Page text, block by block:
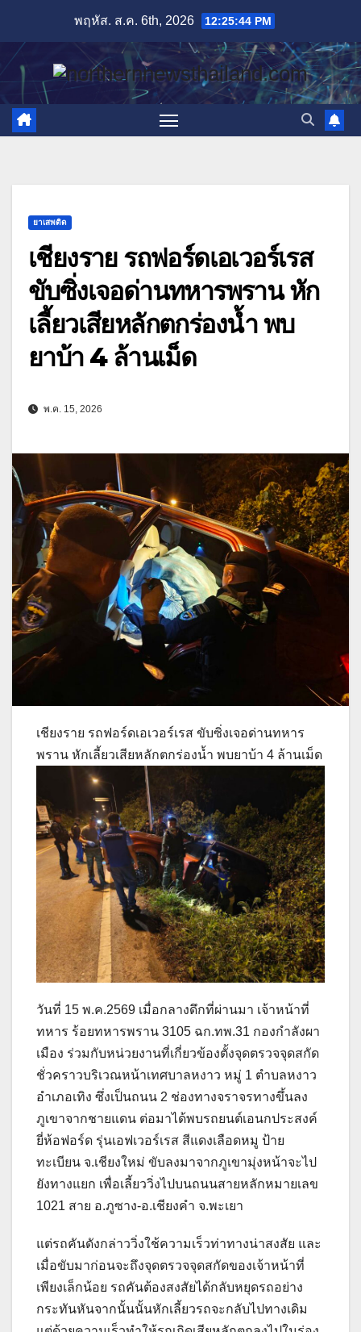
content
พฤหัส. ส.ค. 6th, 2026 12:25:45 PM
ยาเสพติด
เชียงราย รถฟอร์ดเอเวอร์เรส
ขับซิ่งเจอด่านทหารพราน หัก
เลี้ยวเสียหลักตกร่องน้ำ พบ
ยาบ้า 4 ล้านเม็ด
พ.ค. 15, 2026
เชียงราย รถฟอร์ดเอเวอร์เรส ขับซิ่งเจอด่านทหาร
พราน หักเลี้ยวเสียหลักตกร่องน้ำ พบยาบ้า 4 ล้านเม็ด
วันที่ 15 พ.ค.2569 เมื่อกลางดึกที่ผ่านมา เจ้าหน้าที่
ทหาร ร้อยทหารพราน 3105 ฉก.ทพ.31 กองกำลังผา
เมือง ร่วมกับหน่วยงานที่เกี่ยวข้องตั้งจุดตรวจจุดสกัด
ชั่วคราวบริเวณหน้าเทศบาลหงาว หมู่ 1 ตำบลหงาว
อำเภอเทิง ซึ่งเป็นถนน 2 ช่องทางจราจรทางขึ้นลง
ภูเขาจากชายแดน ต่อมาได้พบรถยนต์เอนกประสงค์
ยี่ห้อฟอร์ด รุ่นเอฟเวอร์เรส สีแดงเลือดหมู ป้าย
ทะเบียน จ.เชียงใหม่ ขับลงมาจากภูเขามุ่งหน้าจะไป
ยังทางแยก เพื่อเลี้ยววิ่งไปบนถนนสายหลักหมายเลข
1021 สาย อ.ภูซาง-อ.เชียงคำ จ.พะเยา
แต่รถคันดังกล่าววิ่งใช้ความเร็วท่าทางน่าสงสัย และ
เมื่อขับมาก่อนจะถึงจุดตรวจจุดสกัดของเจ้าหน้าที่
เพียงเล็กน้อย รถคันต้องสงสัยได้กลับหยุดรถอย่าง
กระทันหันจากนั้นนั้นหักเลี้ยวรถจะกลับไปทางเดิม